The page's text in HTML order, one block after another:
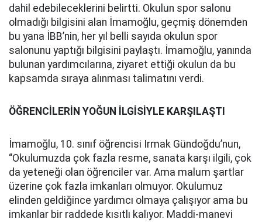
dahil edebileceklerini belirtti. Okulun spor salonu
olmadığı bilgisini alan İmamoğlu, geçmiş dönemden
bu yana İBB’nin, her yıl belli sayıda okulun spor
salonunu yaptığı bilgisini paylaştı. İmamoğlu, yanında
bulunan yardımcılarına, ziyaret ettiği okulun da bu
kapsamda sıraya alınması talimatını verdi.
ÖĞRENCİLERİN YOĞUN İLGİSİYLE KARŞILAŞTI
İmamoğlu, 10. sınıf öğrencisi Irmak Gündoğdu’nun,
“Okulumuzda çok fazla resme, sanata karşı ilgili, çok
da yeteneği olan öğrenciler var. Ama malum şartlar
üzerine çok fazla imkanları olmuyor. Okulumuz
elinden geldiğince yardımcı olmaya çalışıyor ama bu
imkanlar bir raddede kısıtlı kalıyor. Maddi-manevi